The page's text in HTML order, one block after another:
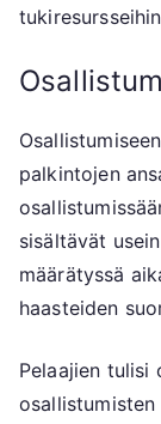
palkintojen
sisältävät
määrätyssä
haasteiden
Pelaajien tulisi